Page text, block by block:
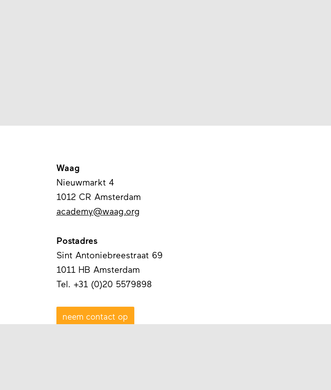
Waag
Nieuwmarkt 4
1012 CR Amsterdam
academy@waag.org
Postadres
Sint Antoniebreestraat 69
1011 HB Amsterdam
Tel. +31 (0)20 5579898
neem contact op